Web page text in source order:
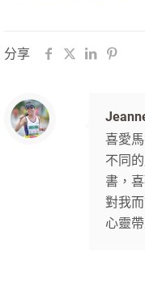
分享
喜愛
不同
書，
對我
心靈